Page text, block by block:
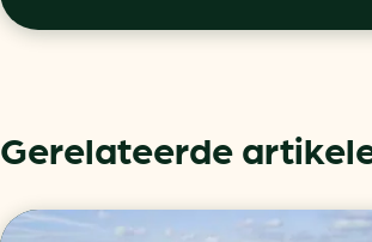
Gerelateerde